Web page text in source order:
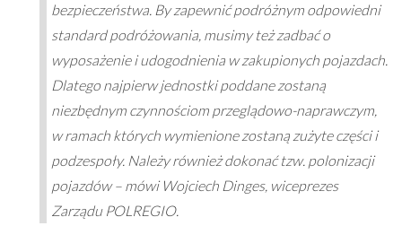
bezpieczeństwa. By zapewnić podróżnym odpowiedni
standard podróżowania, musimy też zadbać o
wyposażenie i udogodnienia w zakupionych pojazdach.
Dlatego najpierw jednostki poddane zostaną
niezbędnym czynnościom przeglądowo-naprawczym,
w ramach których wymienione zostaną zużyte części i
podzespoły. Należy również dokonać tzw. polonizacji
pojazdów – mówi Wojciech Dinges, wiceprezes
Zarządu POLREGIO.